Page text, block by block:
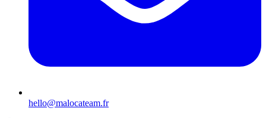
hello@malocateam.fr